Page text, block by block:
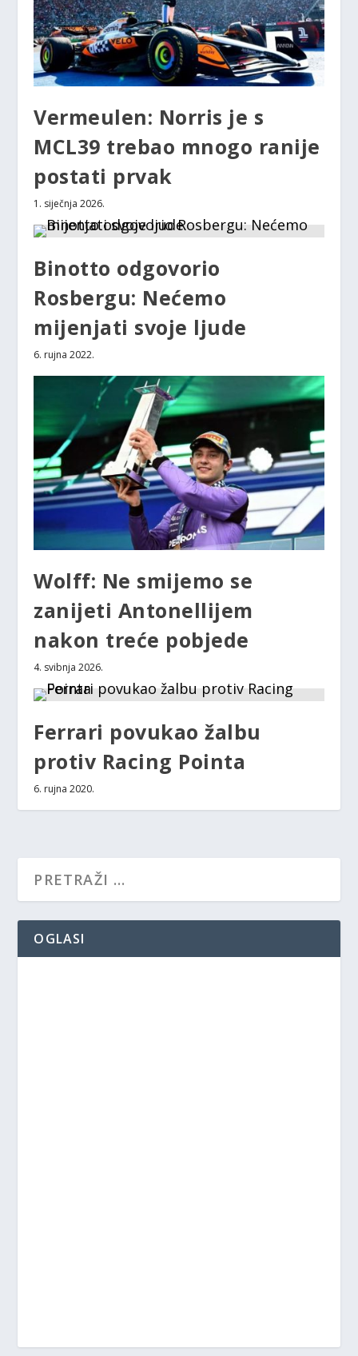
Vermeulen: Norris je s
MCL39 trebao mnogo ranije
postati prvak
1. siječnja 2026.
Binotto odgovorio
Rosbergu: Nećemo
mijenjati svoje ljude
6. rujna 2022.
Wolff: Ne smijemo se
zanijeti Antonellijem
nakon treće pobjede
4. svibnja 2026.
Ferrari povukao žalbu
protiv Racing Pointa
6. rujna 2020.
OGLASI